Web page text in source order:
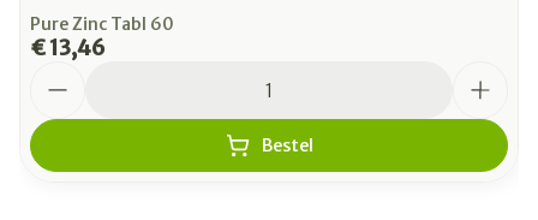
Pure Zinc Tabl 60
€ 13,46
Bestel